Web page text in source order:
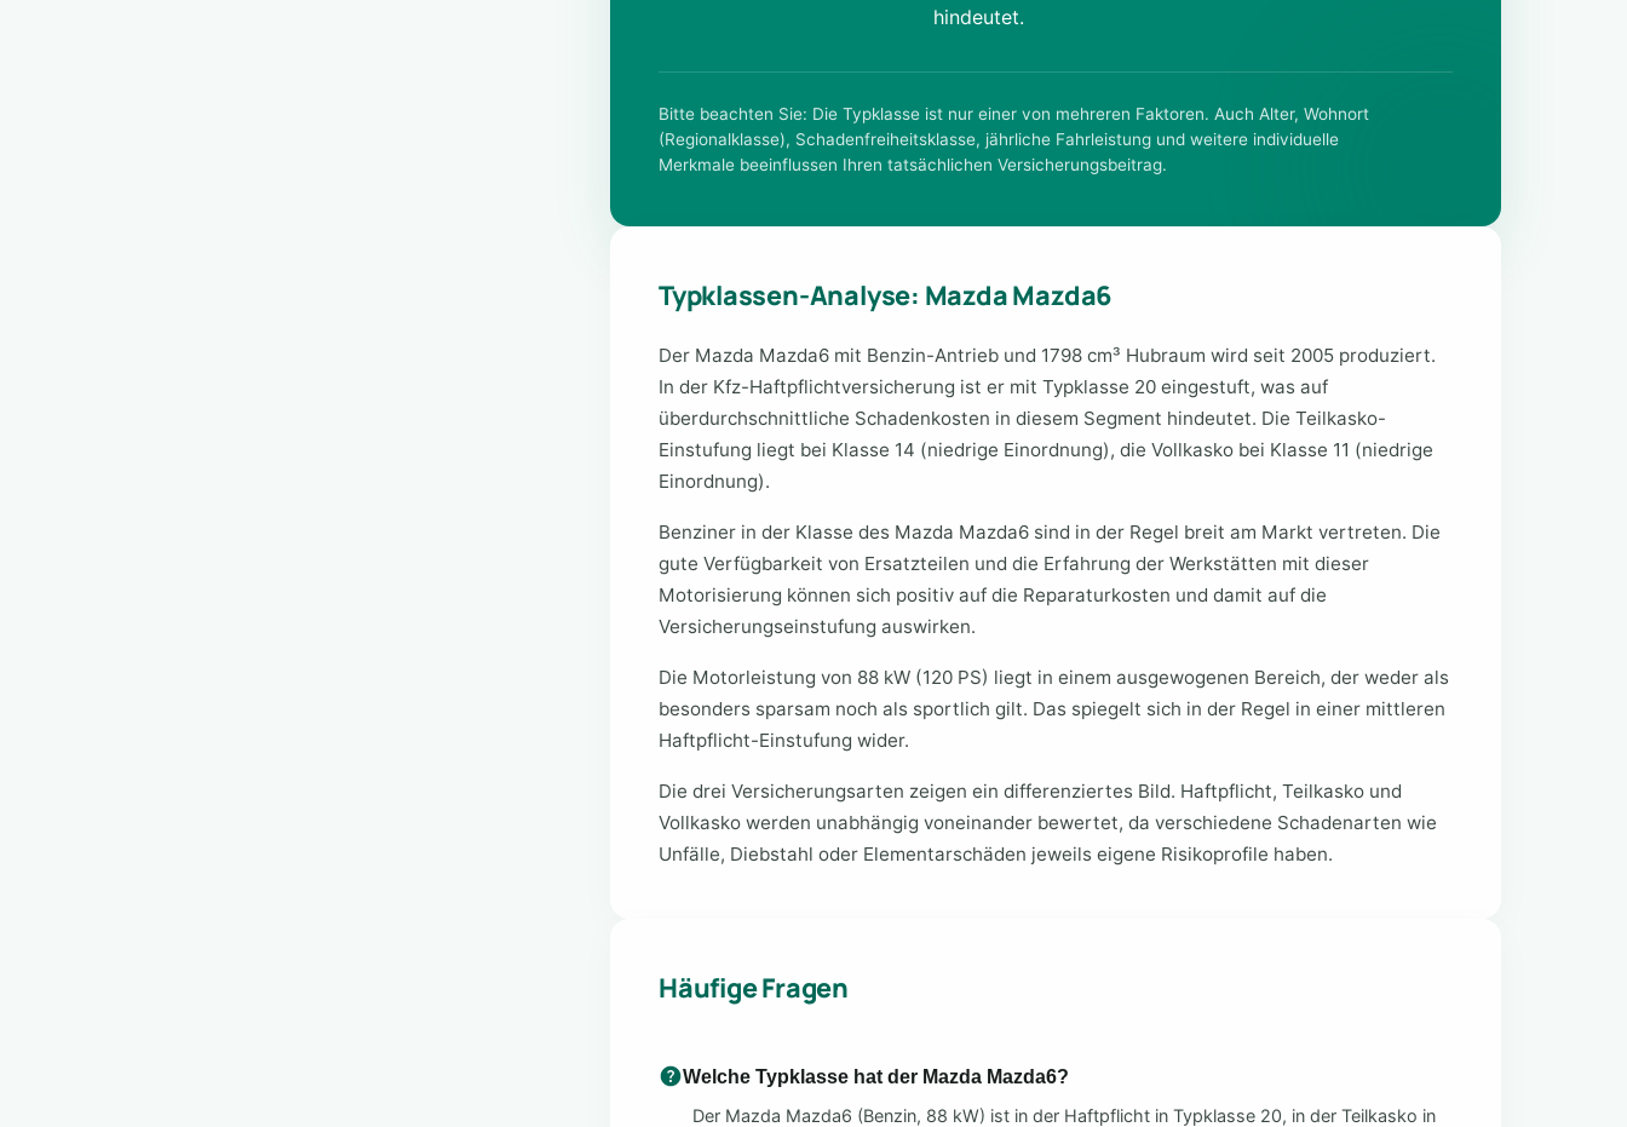
hindeutet.
Bitte beachten Sie: Die Typklasse ist nur einer von mehreren Faktoren. Auch Alter, Wohnort
(Regionalklasse), Schadenfreiheitsklasse, jährliche Fahrleistung und weitere individuelle
Merkmale beeinflussen Ihren tatsächlichen Versicherungsbeitrag.
Typklassen-Analyse: Mazda Mazda6
Der Mazda Mazda6 mit Benzin-Antrieb und 1798 cm³ Hubraum wird seit 2005 produziert.
In der Kfz-Haftpflichtversicherung ist er mit Typklasse 20 eingestuft, was auf
überdurchschnittliche Schadenkosten in diesem Segment hindeutet. Die Teilkasko-
Einstufung liegt bei Klasse 14 (niedrige Einordnung), die Vollkasko bei Klasse 11 (niedrige
Einordnung).
Benziner in der Klasse des Mazda Mazda6 sind in der Regel breit am Markt vertreten. Die
gute Verfügbarkeit von Ersatzteilen und die Erfahrung der Werkstätten mit dieser
Motorisierung können sich positiv auf die Reparaturkosten und damit auf die
Versicherungseinstufung auswirken.
Die Motorleistung von 88 kW (120 PS) liegt in einem ausgewogenen Bereich, der weder als
besonders sparsam noch als sportlich gilt. Das spiegelt sich in der Regel in einer mittleren
Haftpflicht-Einstufung wider.
Die drei Versicherungsarten zeigen ein differenziertes Bild. Haftpflicht, Teilkasko und
Vollkasko werden unabhängig voneinander bewertet, da verschiedene Schadenarten wie
Unfälle, Diebstahl oder Elementarschäden jeweils eigene Risikoprofile haben.
Häufige Fragen
Welche Typklasse hat der Mazda Mazda6?
Der Mazda Mazda6 (Benzin, 88 kW) ist in der Haftpflicht in Typklasse 20, in der Teilkasko in